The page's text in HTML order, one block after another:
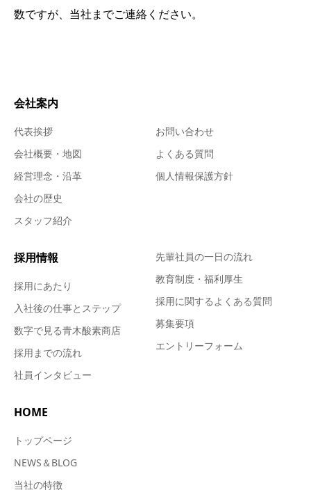
数ですが、当社までご連絡ください。
会社案内
代表挨拶
会社概要・地図
経営理念・沿革
会社の歴史
スタッフ紹介
お問い合わせ
よくある質問
個人情報保護方針
採用情報
採用にあたり
入社後の仕事とステップ
数字で見る青木酸素商店
採用までの流れ
社員インタビュー
先輩社員の一日の流れ
教育制度・福利厚生
採用に関するよくある質問
募集要項
エントリーフォーム
HOME
トップページ
NEWS＆BLOG
当社の特徴